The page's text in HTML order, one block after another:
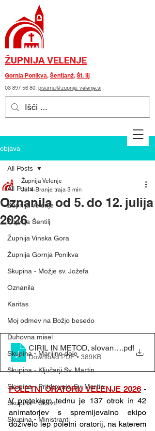
ŽUPNIJA VELENJE
Gornja Ponikva, Šentjanž, Št. Ilj
03 897 56 80, pisarna@zupnija-velenje.si
objava
All Posts
Župnija Velenje
Župnija Šentilj
Župnija Vinska Gora
Župnija Gornja Ponikva
Skupina - Možje sv. Jožefa
Oznanila
Karitas
Moj odmev na Božjo besedo
Duhovna misel
Skupina - Marijino delo
Skupina - Ključarji Sv. Martin
Skupina - Pritrkovalci Sv. Martin
Skupina - Skavti
Skupina - Ministranti
All Posts
Oznanila od 5. do 12. julija
2026
Župnija Velenje
Jul 4 Branje traja 3 min
CIRIL IN METOD, slovanska.pdf
Download PDF • 389KB
POLETNI ORATORIJ VELENJE 2026 -
V preteklem tednu je 137 otrok in 42
animatorjev s spremljevalno ekipo
doživelo lep poletni oratorij, na katerem